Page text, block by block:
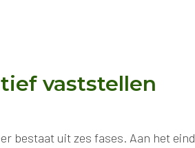
vaststellen
bestaat uit zes fases. Aan het eind